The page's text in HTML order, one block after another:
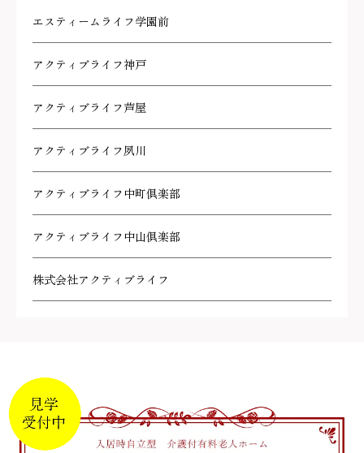
エスティームライフ学園前
アクティブライフ神戸
アクティブライフ芦屋
アクティブライフ夙川
アクティブライフ中町倶楽部
アクティブライフ中山倶楽部
株式会社アクティブライフ